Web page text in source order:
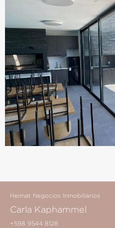
Heimat Negocios Inmobiliarios
Carla Kaphammel
+598 9544 8128